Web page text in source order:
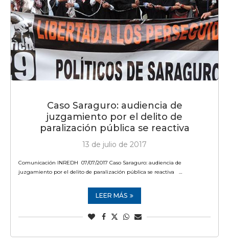
Caso Saraguro: audiencia de
juzgamiento por el delito de
paralización pública se reactiva
13 de julio de 2017
Comunicación INREDH 07/07/2017 Caso Saraguro: audiencia de
juzgamiento por el delito de paralización pública se reactiva …
LEER MÁS